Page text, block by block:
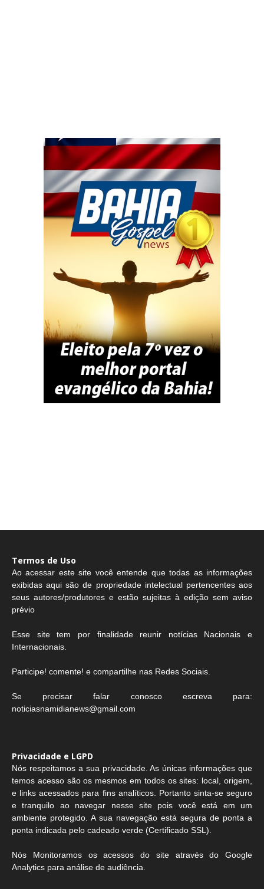
Termos de Uso
Ao acessar este site você entende que todas as informações
exibidas aqui são de propriedade intelectual pertencentes aos
seus autores/produtores e estão sujeitas à edição sem aviso
prévio
Esse site tem por finalidade reunir notícias Nacionais e
Internacionais.
Participe! comente! e compartilhe nas Redes Sociais.
Se precisar falar conosco escreva para:
noticiasnamidianews@gmail.com
Privacidade e LGPD
Nós respeitamos a sua privacidade. As únicas informações que
temos acesso são os mesmos em todos os sites: local, origem,
e links acessados para fins analíticos. Portanto sinta-se seguro
e tranquilo ao navegar nesse site pois você está em um
ambiente protegido. A sua navegação está segura de ponta a
ponta indicada pelo cadeado verde (Certificado SSL).
Nós Monitoramos os acessos do site através do Google
Analytics para análise de audiência.